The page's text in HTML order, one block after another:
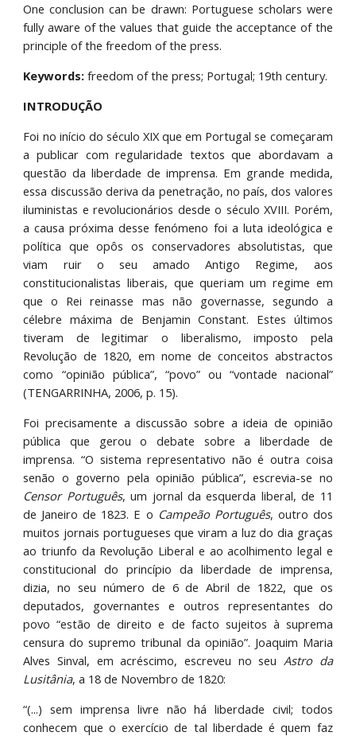
One conclusion can be drawn: Portuguese scholars were
fully aware of the values that guide the acceptance of the
principle of the freedom of the press.
Keywords:freedom of the press; Portugal; 19th century.
INTRODUÇÃO
Foi no início do século XIX que em Portugal se começaram
a publicar com regularidade textos que abordavam a
questão da liberdade de imprensa. Em grande medida,
essa discussão deriva da penetração, no país, dos valores
iluministas e revolucionários desde o século XVIII. Porém,
a causa próxima desse fenómeno foi a luta ideológica e
política que opôs os conservadores absolutistas, que
viam ruir o seu amado Antigo Regime, aos
constitucionalistas liberais, que queriam um regime em
que o Rei reinasse mas não governasse, segundo a
célebre máxima de Benjamin Constant. Estes últimos
tiveram de legitimar o liberalismo, imposto pela
Revolução de 1820, em nome de conceitos abstractos
como “opinião pública”, “povo” ou “vontade nacional”
(TENGARRINHA, 2006, p. 15).
Foi precisamente a discussão sobre a ideia de opinião
pública que gerou o debate sobre a liberdade de
imprensa. “O sistema representativo não é outra coisa
senão o governo pela opinião pública”, escrevia-se no
Censor Português, um jornal da esquerda liberal, de 11
de Janeiro de 1823. E o Campeão Português, outro dos
muitos jornais portugueses que viram a luz do dia graças
ao triunfo da Revolução Liberal e ao acolhimento legal e
constitucional do princípio da liberdade de imprensa,
dizia, no seu número de 6 de Abril de 1822, que os
deputados, governantes e outros representantes do
povo “estão de direito e de facto sujeitos à suprema
censura do supremo tribunal da opinião”. Joaquim Maria
Alves Sinval, em acréscimo, escreveu no seu Astro da
Lusitânia, a 18 de Novembro de 1820:
“(...) sem imprensa livre não há liberdade civil; todos
conhecem que o exercício de tal liberdade é quem faz